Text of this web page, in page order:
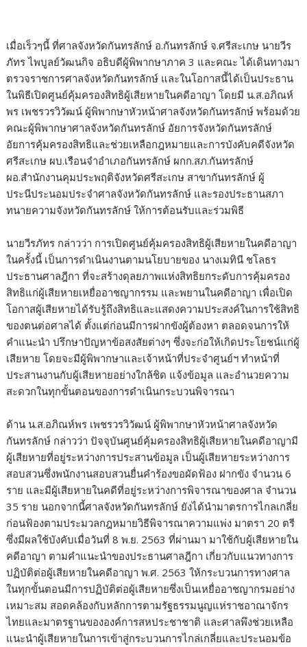
เมื่อเร็วๆนี้ ที่ศาลจังหวัดกันทรลักษ์ อ.กันทรลักษ์ จ.ศรีสะเกษ นายวีร
ภัทร ไพบูลย์วัฒนกิจ อธิบดีผู้พิพากษาภาค 3 และคณะ ได้เดินทางมา
ตรวจราชการศาลจังหวัดกันทรลักษ์ และในโอกาสนี้ได้เป็นประธาน
ในพิธีเปิดศูนย์คุ้มครองสิทธิผู้เสียหายในคดีอาญา โดยมี น.ส.อภิณห์
พร เพชรวรวิวัฒน์ ผู้พิพากษาหัวหน้าศาลจังหวัดกันทรลักษ์ พร้อมด้วย
คณะผู้พิพากษาศาลจังหวัดกันทรลักษ์ อัยการจังหวัดกันทรลักษ์
อัยการคุ้มครองสิทธิและช่วยเหลือกฎหมายและการบังคับคดีจังหวัด
ศรีสะเกษ ผบ.เรือนจำอำเภอกันทรลักษ์ ผกก.สภ.กันทรลักษ์
ผอ.สำนักงานคุมประพฤติจังหวัดศรีสะเกษ สาขากันทรลักษ์ ผู้
ประนีประนอมประจำศาลจังหวัดกันทรลักษ์ และรองประธานสภา
ทนายความจังหวัดกันทรลักษ์ ให้การต้อนรับและร่วมพิธี
นายวีรภัทร กล่าวว่า การเปิดศูนย์คุ้มครองสิทธิผู้เสียหายในคดีอาญา
ในครั้งนี้ เป็นการดำเนินงานตามนโยบายของ นางเมทินี ชโลธร
ประธานศาลฎีกา ที่จะสร้างดุลยภาพแห่งสิทธิยกระดับการคุ้มครอง
สิทธิแก่ผู้เสียหายเหยื่ออาชญากรรม และพยานในคดีอาญา เพื่อเปิด
โอกาสผู้เสียหายได้รับรู้ถึงสิทธิและแสดงความประสงค์ในการใช้สิทธิ
ของตนต่อศาลได้ ตั้งแต่ก่อนมีการฝากขังผู้ต้องหา ตลอดจนการให้
คำแนะนำ ปรึกษาปัญหาข้อสงสัยต่างๆ ซึ่งจะก่อให้เกิดประโยชน์แก่ผู้
เสียหาย โดยจะมีผู้พิพากษาและเจ้าหน้าที่ประจำศูนย์ฯ ทำหน้าที่
ประสานงานกับผู้เสียหายอย่างใกล้ชิด แจ้งข้อมูล และอำนวยความ
สะดวกในทุกขั้นตอนของการดำเนินกระบวนพิจารณา
ด้าน น.ส.อภิณห์พร เพชรวรวิวัฒน์ ผู้พิพากษาหัวหน้าศาลจังหวัด
กันทรลักษ์ กล่าวว่า ปัจจุบันศูนย์คุ้มครองสิทธิผู้เสียหายในคดีอาญามี
ผู้เสียหายที่อยู่ระหว่างการประสานข้อมูล เป็นผู้เสียหายระหว่างการ
สอบสวนซึ่งพนักงานสอบสวนยื่นคำร้องขอผัดฟ้อง ฝากขัง จำนวน 6
ราย และมีผู้เสียหายในคดีที่อยู่ระหว่างการพิจารณาของศาล จำนวน
35 ราย นอกจากนี้ศาลจังหวัดกันทรลักษ์ ยังได้นำมาตรการไกลเกลี่ย
ก่อนฟ้องตามประมวลกฎหมายวิธีพิจารณาความแพ่ง มาตรา 20 ตรี
ซึ่งมีผลใช้บังคับเมื่อวันที่ 8 พ.ย. 2563 ที่ผ่านมา มาใช้กับผู้เสียหายใน
คดีอาญา ตามคำแนะนำของประธานศาลฎีกา เกี่ยวกับแนวทางการ
ปฏิบัติต่อผู้เสียหายในคดีอาญา พ.ศ. 2563 ให้กระบวนการทางศาล
ในทุกขั้นตอนมีการปฏิบัติต่อผู้เสียหายซึ่งเป็นเหยื่ออาชญากรมอย่าง
เหมาะสม สอดคล้องกับหลักการตามรัฐธรรมนูญแห่ราชอาณาจักร
ไทยและมาตรฐานขององค์การสหประชาชาติ และศาลพึงช่วยเหลือ
แนะนำผู้เสียหายในการเข้าสู่กระบวนการไกล่เกลี่ยและประนอมข้อ